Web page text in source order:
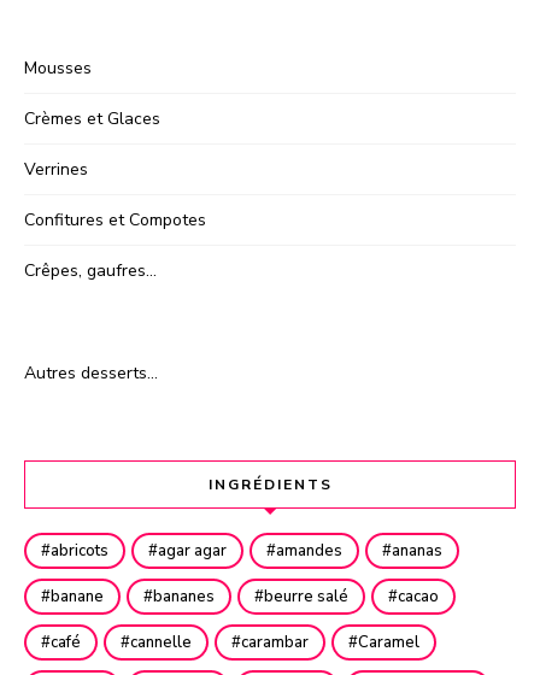
Mousses
Crèmes et Glaces
Verrines
Confitures et Compotes
Crêpes, gaufres…
Autres desserts…
INGRÉDIENTS
abricots agar agar amandes ananas
banane bananes beurre salé cacao
café cannelle carambar Caramel